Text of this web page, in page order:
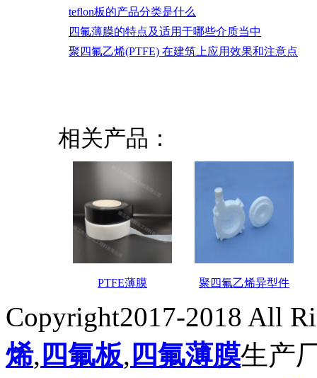
teflon板的产品分类是什么
四氟薄膜的特点及适用于哪些介质当中
聚四氟乙烯(PTFE) 在建筑上应用效果和注意点
相关产品：
PTFE薄膜 聚四氟乙烯异型件
Copyright2017-2018 All
烯, 四氟板, 四氟薄膜生产